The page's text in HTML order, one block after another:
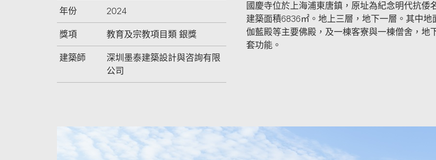
年份 2024
獎項 教育及宗教項目類 銀獎
建築師
深圳墨泰建築設計與咨詢有限
公司
國慶寺位於上海浦東唐鎮，原址為紀念明代抗倭
建築面積6836㎡。地上三層，地下一層。其中
伽藍殿等主要佛殿，及一棟客寮與一棟僧舍，地
套功能。